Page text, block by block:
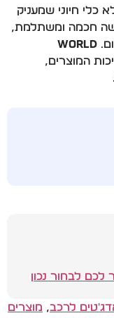
חיוני שמעניק
חכמה ומשתלמת,
World
המוצרים,
לכם לבחור נכון
לרכב, מוצרים